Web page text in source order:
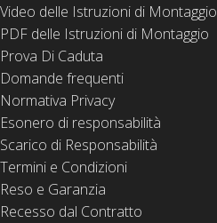
Video delle Istruzioni di Montaggio
PDF delle Istruzioni di Montaggio
Prova Di Caduta
Domande frequenti
Normativa Privacy
Esonero di responsabilità
Scarico di Responsabilità
Termini e Condizioni
Reso e Garanzia
Recesso dal Contratto